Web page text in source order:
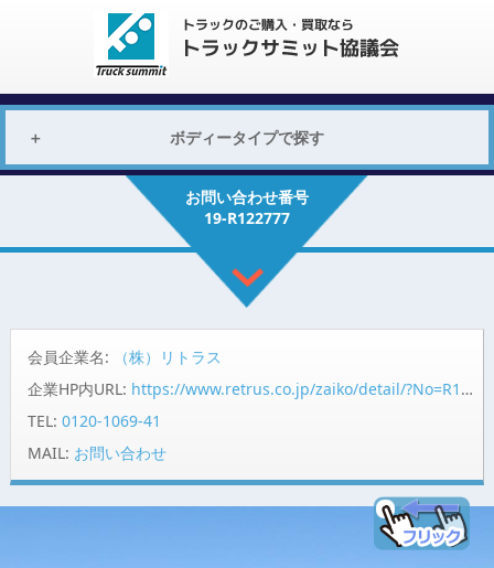
ボディータイプで探す
お問い合わせ番号
19-R122777
会員企業名:
（株）リトラス
企業HP内URL: https://www.retrus.co.jp/zaiko/detail/?No=R122777
TEL: 0120-1069-41
MAIL: お問い合わせ